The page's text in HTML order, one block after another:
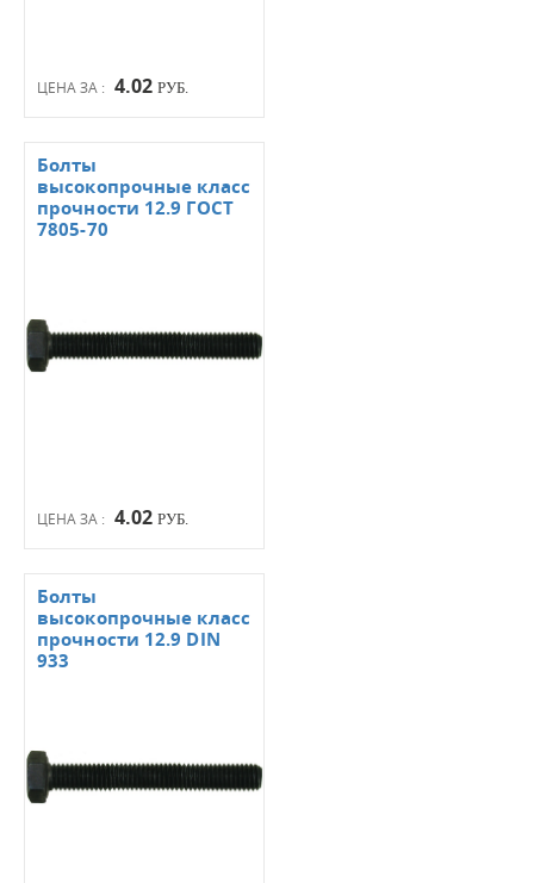
ЦЕНА ЗА : 4.02 РУБ.
ЦЕНА ЗА : 4.02 РУБ.
Болты
высокопрочные класс
прочности 12.9 ГОСТ
7805-70
Болты
высокопрочные класс
прочности 12.9 DIN
933